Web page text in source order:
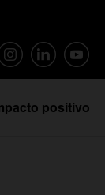
positivo